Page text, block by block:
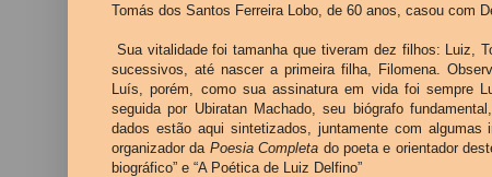
Tomás dos Santos Ferreira Lobo, de 60 anos, casou com
Sua vitalidade foi tamanha que tiveram dez filhos: Luiz,
sucessivos, até nascer a primeira filha, Filomena.
Luís, porém, como sua assinatura em vida foi sempre
seguida por Ubiratan Machado, seu biógrafo
dados estão aqui sintetizados, juntamente com algumas
organizador da Poesia Completa do poeta e orientador
biográfico” e “A Poética de Luiz Delfino”